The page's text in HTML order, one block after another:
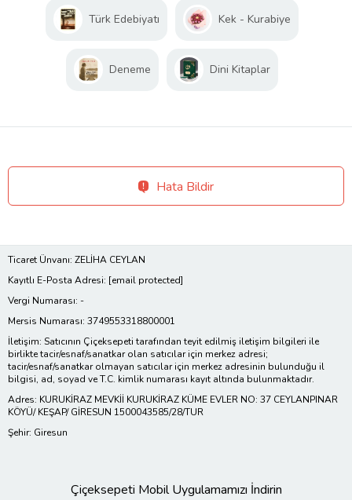
Türk Edebiyatı Kek - Kurabiye
Deneme Dini Kitaplar
Hata Bildir
Ticaret Ünvanı: ZELİHA CEYLAN
Kayıtlı E-Posta Adresi: [email protected]
Vergi Numarası: -
Mersis Numarası: 3749553318800001
İletişim: Satıcının Çiçeksepeti tarafından teyit edilmiş iletişim bilgileri ile
birlikte tacir/esnaf/sanatkar olan satıcılar için merkez adresi;
tacir/esnaf/sanatkar olmayan satıcılar için merkez adresinin bulunduğu il
bilgisi, ad, soyad ve T.C. kimlik numarası kayıt altında bulunmaktadır.
Adres: KURUKİRAZ MEVKİİ KURUKİRAZ KÜME EVLER NO: 37 CEYLANPINAR
KÖYÜ/ KEŞAP/ GİRESUN 1500043585/28/TUR
Şehir: Giresun
Çiçeksepeti Mobil Uygulamamızı İndirin